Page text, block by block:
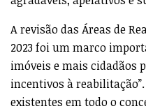
A revisão das Áreas de
2023 foi um marco
imóveis e mais cidadãos
incentivos à
existentes em todo o